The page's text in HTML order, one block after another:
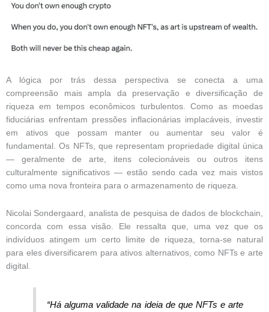
A lógica por trás dessa perspectiva se conecta a uma
compreensão mais ampla da preservação e diversificação de
riqueza em tempos econômicos turbulentos. Como as moedas
fiduciárias enfrentam pressões inflacionárias implacáveis, investir
em ativos que possam manter ou aumentar seu valor é
fundamental. Os NFTs, que representam propriedade digital única
— geralmente de arte, itens colecionáveis ​​ou outros itens
culturalmente significativos — estão sendo cada vez mais vistos
como uma nova fronteira para o armazenamento de riqueza.
Nicolai Sondergaard, analista de pesquisa de dados de blockchain,
concorda com essa visão. Ele ressalta que, uma vez que os
indivíduos atingem um certo limite de riqueza, torna-se natural
para eles diversificarem para ativos alternativos, como NFTs e arte
digital.
“Há alguma validade na ideia de que NFTs e arte